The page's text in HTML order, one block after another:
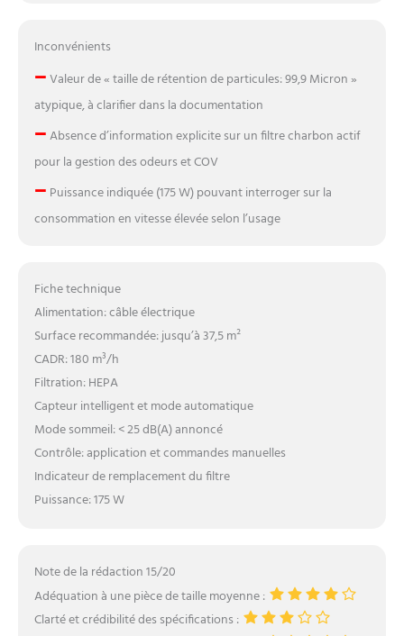
Inconvénients
–Valeur de « taille de rétention de particules: 99,9 Micron »
atypique, à clarifier dans la documentation
–Absence d’information explicite sur un filtre charbon actif
pour la gestion des odeurs et COV
– Puissance indiquée (175 W) pouvant interroger sur la
consommation en vitesse élevée selon l’usage
Fiche technique
Alimentation: câble électrique
Surface recommandée: jusqu’à 37,5 m²
CADR: 180 m³/h
Filtration: HEPA
Capteur intelligent et mode automatique
Mode sommeil: < 25 dB(A) annoncé
Contrôle: application et commandes manuelles
Indicateur de remplacement du filtre
Puissance: 175 W
Note de la rédaction 15/20
Adéquation à une pièce de taille moyenne :
Clarté et crédibilité des spécifications :